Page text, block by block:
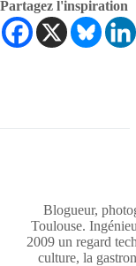
Partagez l'inspiration
Blogueur,
Toulouse.
2009 un regard
culture, la